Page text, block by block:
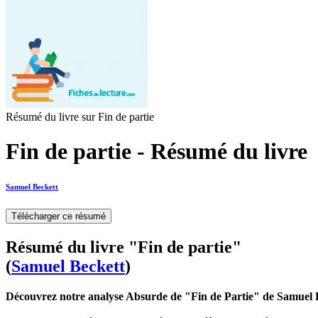
Résumé du livre sur Fin de partie
Fin de partie - Résumé du livre
Samuel Beckett
Télécharger ce résumé
Résumé du livre "Fin de partie"
(Samuel Beckett)
Découvrez notre analyse Absurde de "Fin de Partie" de Samuel